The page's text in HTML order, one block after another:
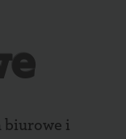
biurowe i